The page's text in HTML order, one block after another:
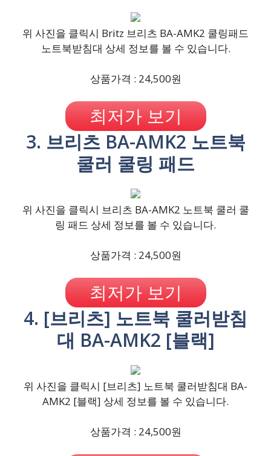
위 사진을 클릭시 Britz 브리츠 BA-AMK2 쿨링패드
노트북받침대 상세 정보를 볼 수 있습니다.
상품가격 : 24,500원
최저가 보기
3. 브리츠 BA-AMK2 노트북
쿨러 쿨링 패드
위 사진을 클릭시 브리츠 BA-AMK2 노트북 쿨러 쿨
링 패드 상세 정보를 볼 수 있습니다.
상품가격 : 24,500원
최저가 보기
4. [브리츠] 노트북 쿨러받침
대 BA-AMK2 [블랙]
위 사진을 클릭시 [브리츠] 노트북 쿨러받침대 BA-
AMK2 [블랙] 상세 정보를 볼 수 있습니다.
상품가격 : 24,500원